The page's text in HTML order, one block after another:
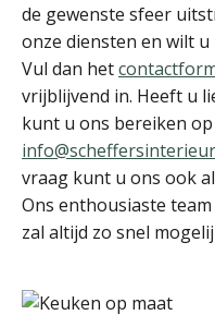
de gewenste sfeer
onze diensten en wilt
Vul dan het
vrijblijvend in. Heeft u
kunt u ons bereiken op
vraag kunt u ons ook
Ons enthousiaste
zal altijd zo snel